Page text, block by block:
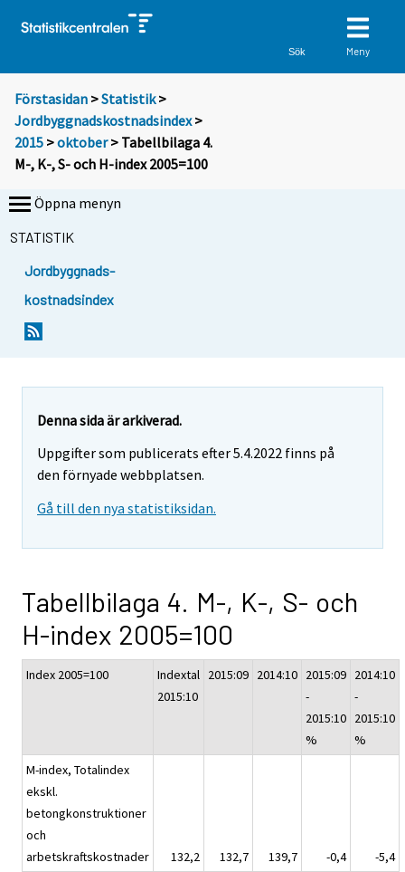
Sök Meny
Förstasidan >Statistik >
Jordbyggnadskostnadsindex>
2015 >oktober> Tabellbilaga 4.
M-, K-, S- och H-index 2005=100
Öppna menyn
STATISTIK
Jordbyggnads-
kostnadsindex
Denna sida är arkiverad.
Uppgifter som publicerats efter 5.4.2022 finns på
den förnyade webbplatsen.
Gå till den nya statistiksidan.
Tabellbilaga 4. M-, K-, S- och
H-index 2005=100
Index 2005=100
Indextal
2015:10
2015:09 2014:10 2015:09
-
2015:10
%
2014:10
-
2015:10
%
M-index, Totalindex
ekskl.
betongkonstruktioner
och
arbetskraftskostnader
132,2 132,7 139,7 -0,4
-5,4